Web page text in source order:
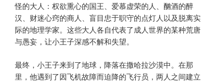
怪的大人：权欲熏心的国王、爱慕虚荣的人、酗酒的醉
汉、财迷心窍的商人、盲目忠于职守的点灯人以及脱离实
际的地理学家。这些大人各自代表了成人世界的某种荒唐
与愚妄，让小王子深感不解和失望。
最终，小王子来到了地球，降落在撒哈拉沙漠中。在那
里，他遇到了因飞机故障而迫降的飞行员，两人之间建立